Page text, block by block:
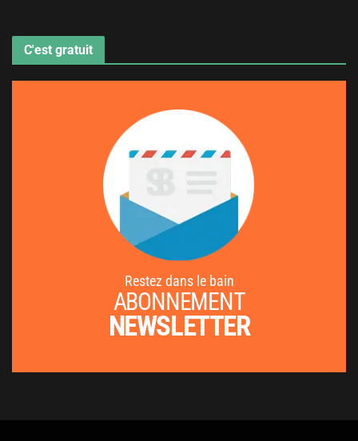
C'est gratuit
Restez dans le bain
ABONNEMENT
NEWSLETTER